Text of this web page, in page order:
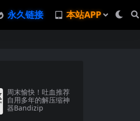
永久链接 本站APP
周末愉快！吐血推荐
自用多年的解压缩神
器Bandizip